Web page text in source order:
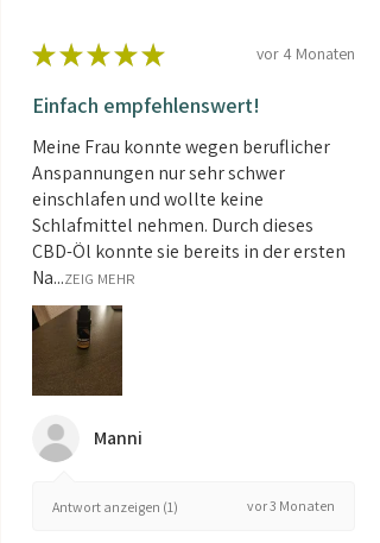
★ ★ ★ ★ ★ vor 4 Monaten
Einfach empfehlenswert!
Meine Frau konnte wegen beruflicher
Anspannungen nur sehr schwer
einschlafen und wollte keine
Schlafmittel nehmen. Durch dieses
CBD-Öl konnte sie bereits in der ersten
Na...ZEIG MEHR
Manni
Antwort anzeigen (1) vor 3 Monaten